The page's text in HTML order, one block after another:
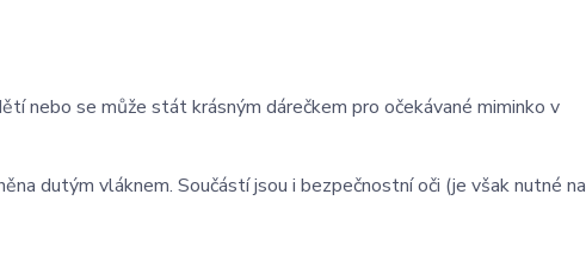
nebo se může stát krásným dárečkem pro očekávané miminko v
dutým vláknem. Součástí jsou i bezpečnostní oči (je však nutné na